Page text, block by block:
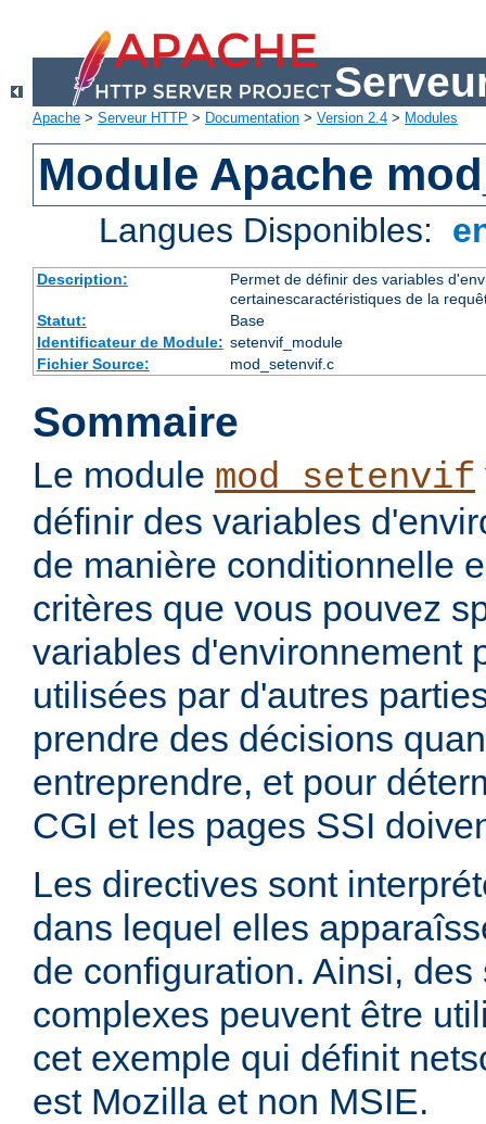
Apache > Serveur HTTP > Documentation > Version 2.4 > Modules
Module Apache
Langues Disponibles:
Description:
Permet de définir des variables
certainescaractéristiques de la
Statut:
Base
Identificateur de Module: setenvif_module
Fichier Source:
mod_setenvif.c
Sommaire
Le module mod_setenvif
définir des variables
de manière conditionnelle
critères que vous pouvez
variables d'environnement
utilisées par d'autres
prendre des décisions
entreprendre, et pour
CGI et les pages SSI
Les directives sont
dans lequel elles
de configuration. Ainsi,
complexes peuvent être
cet exemple qui définit
est Mozilla et non MSIE.